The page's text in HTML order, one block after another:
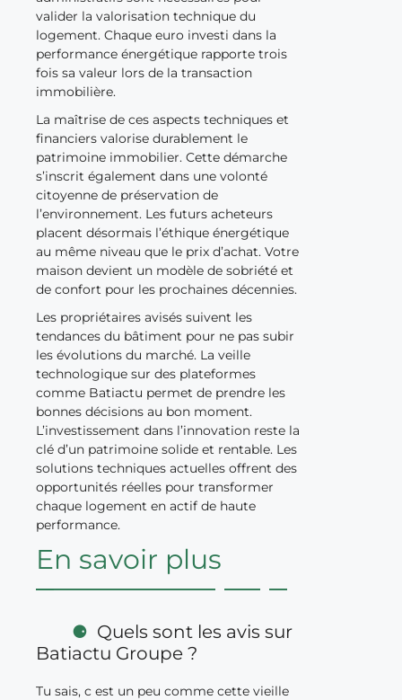
valider la valorisation technique du
logement. Chaque euro investi dans la
performance énergétique rapporte trois
fois sa valeur lors de la transaction
immobilière.
La maîtrise de ces aspects techniques et
financiers valorise durablement le
patrimoine immobilier. Cette démarche
s’inscrit également dans une volonté
citoyenne de préservation de
l’environnement. Les futurs acheteurs
placent désormais l’éthique énergétique
au même niveau que le prix d’achat. Votre
maison devient un modèle de sobriété et
de confort pour les prochaines décennies.
Les propriétaires avisés suivent les
tendances du bâtiment pour ne pas subir
les évolutions du marché. La veille
technologique sur des plateformes
comme Batiactu permet de prendre les
bonnes décisions au bon moment.
L’investissement dans l’innovation reste la
clé d’un patrimoine solide et rentable. Les
solutions techniques actuelles offrent des
opportunités réelles pour transformer
chaque logement en actif de haute
performance.
En savoir plus
Quels sont les avis sur
Batiactu Groupe ?
Tu sais, c est un peu comme cette vieille